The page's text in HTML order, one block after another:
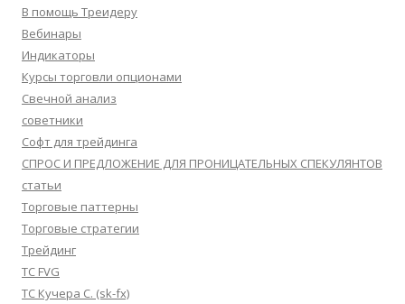
В помощь Треидеру
Вебинары
Индикаторы
Курсы торговли опционами
Свечной анализ
советники
Софт для трейдинга
СПРОС И ПРЕДЛОЖЕНИЕ ДЛЯ ПРОНИЦАТЕЛЬНЫХ СПЕКУЛЯНТОВ
статьи
Торговые паттерны
Торговые стратегии
Трейдинг
ТС FVG
ТС Кучера С. (sk-fx)